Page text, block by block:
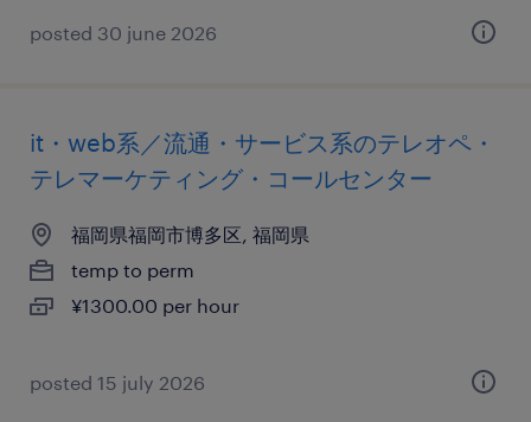
posted 30 june 2026
it・web系／流通・サービス系のテレオペ・
テレマーケティング・コールセンター
福岡県福岡市博多区, 福岡県
temp to perm
¥1300.00 per hour
posted 15 july 2026